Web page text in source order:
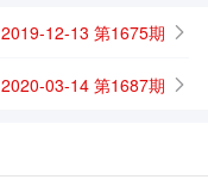
2019-12-13 第1675期
2020-03-14 第1687期